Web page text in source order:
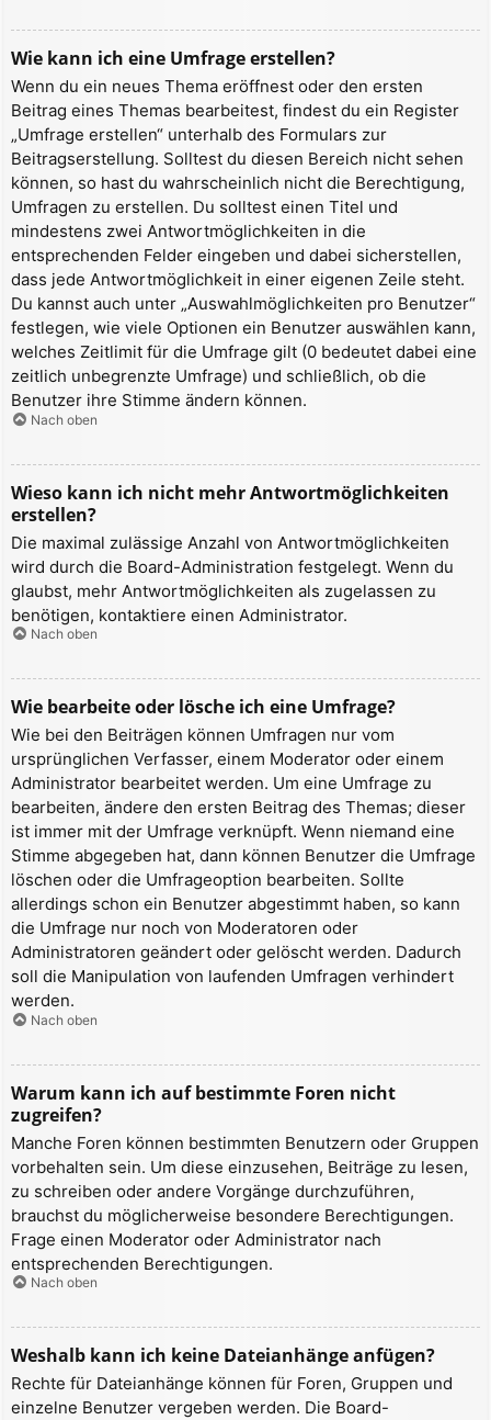
Wie kann ich eine Umfrage erstellen?
Wenn du ein neues Thema eröffnest oder den ersten
Beitrag eines Themas bearbeitest, findest du ein Register
„Umfrage erstellen“ unterhalb des Formulars zur
Beitragserstellung. Solltest du diesen Bereich nicht sehen
können, so hast du wahrscheinlich nicht die Berechtigung,
Umfragen zu erstellen. Du solltest einen Titel und
mindestens zwei Antwortmöglichkeiten in die
entsprechenden Felder eingeben und dabei sicherstellen,
dass jede Antwortmöglichkeit in einer eigenen Zeile steht.
Du kannst auch unter „Auswahlmöglichkeiten pro Benutzer“
festlegen, wie viele Optionen ein Benutzer auswählen kann,
welches Zeitlimit für die Umfrage gilt (0 bedeutet dabei eine
zeitlich unbegrenzte Umfrage) und schließlich, ob die
Benutzer ihre Stimme ändern können.
Nach oben
Wieso kann ich nicht mehr Antwortmöglichkeiten
erstellen?
Die maximal zulässige Anzahl von Antwortmöglichkeiten
wird durch die Board-Administration festgelegt. Wenn du
glaubst, mehr Antwortmöglichkeiten als zugelassen zu
benötigen, kontaktiere einen Administrator.
Nach oben
Wie bearbeite oder lösche ich eine Umfrage?
Wie bei den Beiträgen können Umfragen nur vom
ursprünglichen Verfasser, einem Moderator oder einem
Administrator bearbeitet werden. Um eine Umfrage zu
bearbeiten, ändere den ersten Beitrag des Themas; dieser
ist immer mit der Umfrage verknüpft. Wenn niemand eine
Stimme abgegeben hat, dann können Benutzer die Umfrage
löschen oder die Umfrageoption bearbeiten. Sollte
allerdings schon ein Benutzer abgestimmt haben, so kann
die Umfrage nur noch von Moderatoren oder
Administratoren geändert oder gelöscht werden. Dadurch
soll die Manipulation von laufenden Umfragen verhindert
werden.
Nach oben
Warum kann ich auf bestimmte Foren nicht
zugreifen?
Manche Foren können bestimmten Benutzern oder Gruppen
vorbehalten sein. Um diese einzusehen, Beiträge zu lesen,
zu schreiben oder andere Vorgänge durchzuführen,
brauchst du möglicherweise besondere Berechtigungen.
Frage einen Moderator oder Administrator nach
entsprechenden Berechtigungen.
Nach oben
Weshalb kann ich keine Dateianhänge anfügen?
Rechte für Dateianhänge können für Foren, Gruppen und
einzelne Benutzer vergeben werden. Die Board-